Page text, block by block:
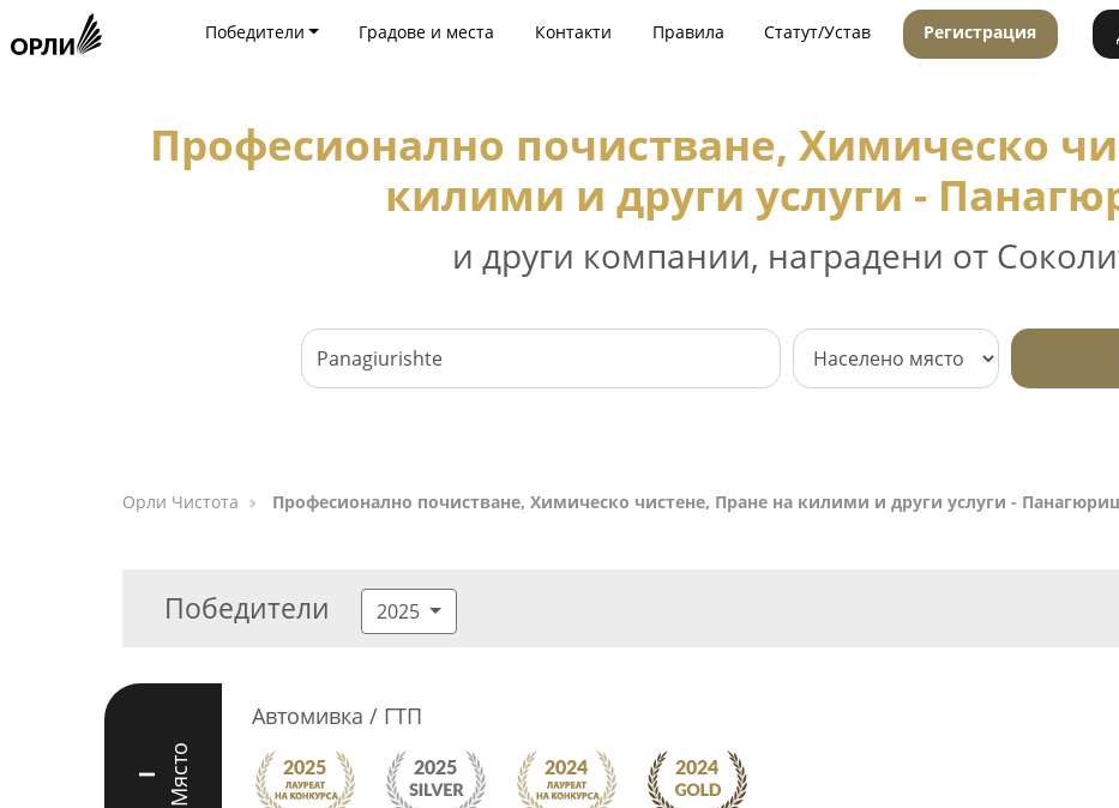
Победители Градове и места Контакти Правила Статут/Устав Регистрация
Професионално почистване, Химическо
килими и други услуги -
и други компании, наградени от
Орли Чистота Професионално почистване, Химическо чистене, Пране на килими и други услуги -
Победители 2025
I Място
Автомивка / ГТП